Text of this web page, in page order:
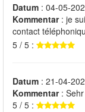
Datum : 04-05-
Kommentar: je
contact
5 / 5 :
Datum : 21-04-
Kommentar:
5 / 5 :